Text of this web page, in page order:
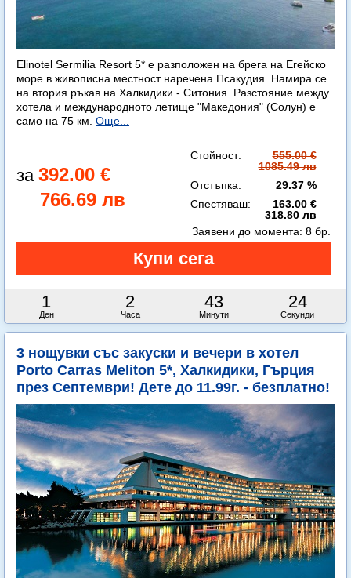
Elinotel Sermilia Resort 5* е разположен на брега на Егейско
море в живописна местност наречена Псакудия. Намира се
на втория ръкав на Халкидики - Ситония. Разстояние между
хотела и международното летище "Македония" (Солун) е
само на 75 км. Още...
392.00 €
766.69 лв
Стойност:
555.00 €
1085.49 лв
Отстъпка:
29.37 %
Спестяваш:
163.00 €
318.80 лв
1
Ден
2
Часа
43
Минути
22
Секунди
Заявени до момента: 8 бр.
3 нощувки със закуски и вечери в хотел
Porto Carras Meliton 5*, Халкидики, Гърция
през Септември! Дете до 11.99г. - безплатно!